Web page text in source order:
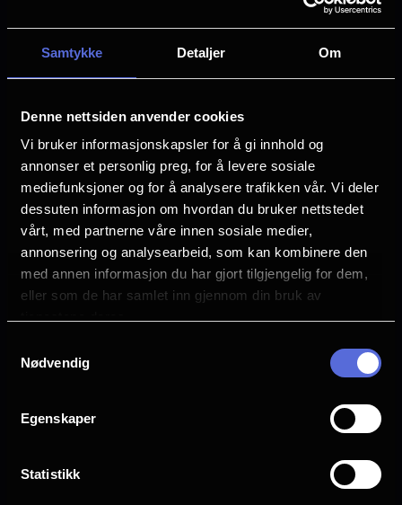
Samtykke Detaljer Om
Denne nettsiden anvender cookies
Vi bruker informasjonskapsler for å gi innhold og
annonser et personlig preg, for å levere sosiale
mediefunksjoner og for å analysere trafikken vår. Vi deler
dessuten informasjon om hvordan du bruker nettstedet
vårt, med partnerne våre innen sosiale medier,
annonsering og analysearbeid, som kan kombinere den
med annen informasjon du har gjort tilgjengelig for dem,
eller som de har samlet inn gjennom din bruk av
Nødvendig
Egenskaper
Statistikk
Damon Wayans Jr.
Chris Elliott
Språk
EN
Sort komedie
Distributør
United International Pictures